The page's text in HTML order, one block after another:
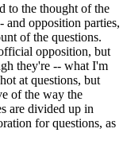
to the thought of the
and opposition parties,
of the questions.
opposition, but
they're -- what I'm
at questions, but
of the way the
are divided up in
for questions, as